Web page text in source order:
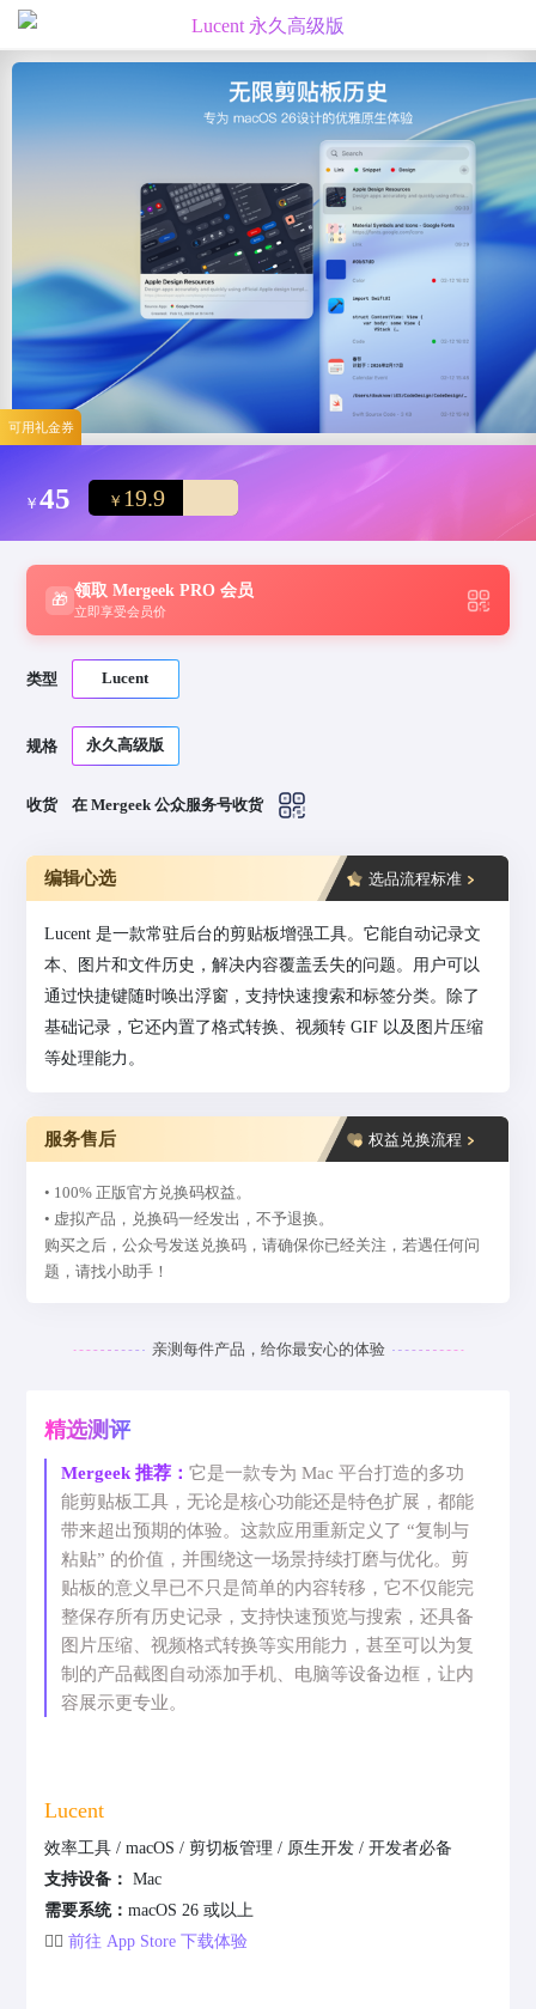
可用礼金券
Lucent 永久高级版
编辑心选 精选测评
￥ 45 ￥ 19.9
🎁
领取 Mergeek PRO 会员
立即享受会员价
类型 Lucent
规格 永久高级版
收货 在 Mergeek 公众服务号收货
编辑心选 选品流程标准
Lucent 是一款常驻后台的剪贴板增强工具。它能自动记录文
本、图片和文件历史，解决内容覆盖丢失的问题。用户可以
通过快捷键随时唤出浮窗，支持快速搜索和标签分类。除了
基础记录，它还内置了格式转换、视频转 GIF 以及图片压缩
等处理能力。
服务售后 权益兑换流程
• 100% 正版官方兑换码权益。
• 虚拟产品，兑换码一经发出，不予退换。
购买之后，公众号发送兑换码，请确保你已经关注，若遇任何问
题，请找小助手！
亲测每件产品，给你最安心的体验
精选测评
Mergeek 推荐：它是一款专为 Mac 平台打造的多功
能剪贴板工具，无论是核心功能还是特色扩展，都能
带来超出预期的体验。这款应用重新定义了 “复制与
粘贴” 的价值，并围绕这一场景持续打磨与优化。剪
贴板的意义早已不只是简单的内容转移，它不仅能完
整保存所有历史记录，支持快速预览与搜索，还具备
图片压缩、视频格式转换等实用能力，甚至可以为复
制的产品截图自动添加手机、电脑等设备边框，让内
容展示更专业。
Lucent
效率工具 / macOS / 剪切板管理 / 原生开发 / 开发者必备
支持设备： Mac
需要系统：macOS 26 或以上
👉🏻前往 App Store 下载体验